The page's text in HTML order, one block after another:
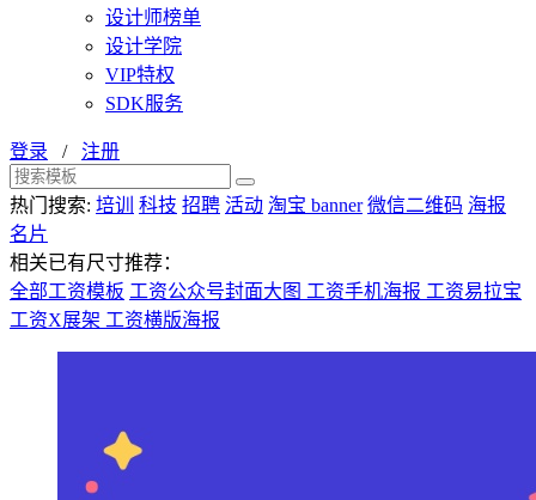
设计师榜单
设计学院
VIP特权
SDK服务
登录 / 注册
热门搜索: 培训 科技 招聘 活动 淘宝 banner 微信二维码 海报
名片
相关已有尺寸推荐：
全部工资模板 工资公众号封面大图 工资手机海报 工资易拉宝
工资X展架 工资横版海报